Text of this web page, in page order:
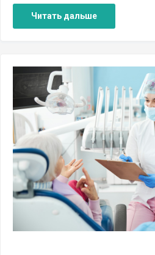
Читать дальше